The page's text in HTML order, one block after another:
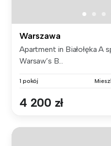
Warszawa
Apartment in Białołęka A
Warsaw’s B...
1 pokój
4 200 zł